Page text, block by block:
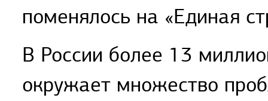
поменялось на «Единая
В России более 13
окружает множество